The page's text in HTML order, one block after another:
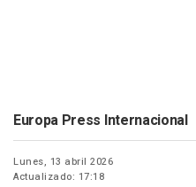
Europa Press Internacional
Lunes, 13 abril 2026
Actualizado: 17:18